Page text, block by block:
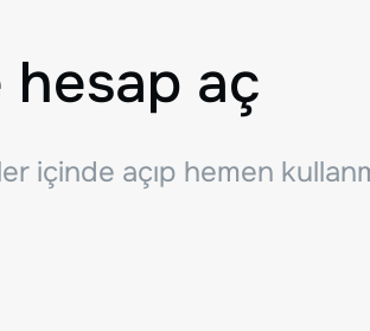
aç
içinde açıp hemen